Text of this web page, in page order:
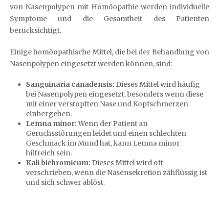
von Nasenpolypen mit Homöopathie werden individuelle
Symptome und die Gesamtheit des Patienten
berücksichtigt.
Einige homöopathische Mittel, die bei der Behandlung von
Nasenpolypen eingesetzt werden können, sind:
Sanguinaria canadensis: Dieses Mittel wird häufig
bei Nasenpolypen eingesetzt, besonders wenn diese
mit einer verstopften Nase und Kopfschmerzen
einhergehen.
Lemna minor:Wenn der Patient an
Geruchsstörungen leidet und einen schlechten
Geschmack im Mund hat, kann Lemna minor
hilfreich sein.
Kali bichromicum: Dieses Mittel wird oft
verschrieben, wenn die Nasensekretion zähflüssig ist
und sich schwer ablöst.